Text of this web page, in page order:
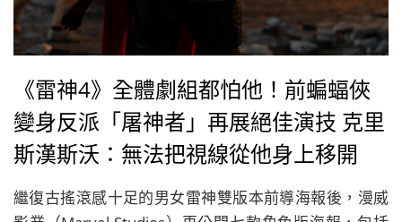
《雷神4》全體劇組都怕他！前蝙蝠俠
變身反派「屠神者」再展絕佳演技 克里
斯漢斯沃：無法把視線從他身上移開
繼復古搖滾感十足的男女雷神雙版本前導海報後，漫威